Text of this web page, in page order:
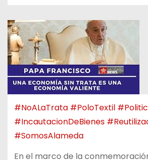
#NoALaTrata#PoloTextil
#IncautacionDeBienes
#SomosAlameda
En el marco de la